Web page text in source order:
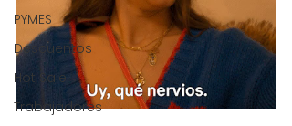
PYMES
Descuentos
Hot Sale
Trabajadores